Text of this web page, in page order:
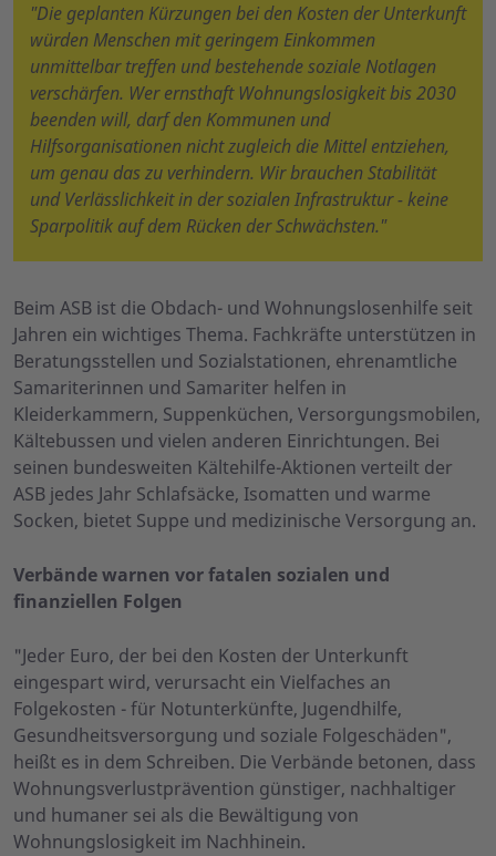
"Die geplanten Kürzungen bei den Kosten der Unterkunft
würden Menschen mit geringem Einkommen
unmittelbar treffen und bestehende soziale Notlagen
verschärfen. Wer ernsthaft Wohnungslosigkeit bis 2030
beenden will, darf den Kommunen und
Hilfsorganisationen nicht zugleich die Mittel entziehen,
um genau das zu verhindern. Wir brauchen Stabilität
und Verlässlichkeit in der sozialen Infrastruktur - keine
Sparpolitik auf dem Rücken der Schwächsten."
Beim ASB ist die Obdach- und Wohnungslosenhilfe seit
Jahren ein wichtiges Thema. Fachkräfte unterstützen in
Beratungsstellen und Sozialstationen, ehrenamtliche
Samariterinnen und Samariter helfen in
Kleiderkammern, Suppenküchen, Versorgungsmobilen,
Kältebussen und vielen anderen Einrichtungen. Bei
seinen bundesweiten Kältehilfe-Aktionen verteilt der
ASB jedes Jahr Schlafsäcke, Isomatten und warme
Socken, bietet Suppe und medizinische Versorgung an.
Verbände warnen vor fatalen sozialen und
finanziellen Folgen
"Jeder Euro, der bei den Kosten der Unterkunft
eingespart wird, verursacht ein Vielfaches an
Folgekosten - für Notunterkünfte, Jugendhilfe,
Gesundheitsversorgung und soziale Folgeschäden",
heißt es in dem Schreiben. Die Verbände betonen, dass
Wohnungsverlustprävention günstiger, nachhaltiger
und humaner sei als die Bewältigung von
Wohnungslosigkeit im Nachhinein.